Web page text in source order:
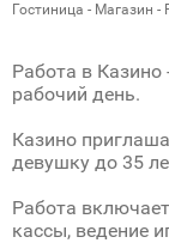
Гостиница - Магазин -
Работа в Казино
рабочий день.
Казино
девушку до 35
Работа
кассы, ведение